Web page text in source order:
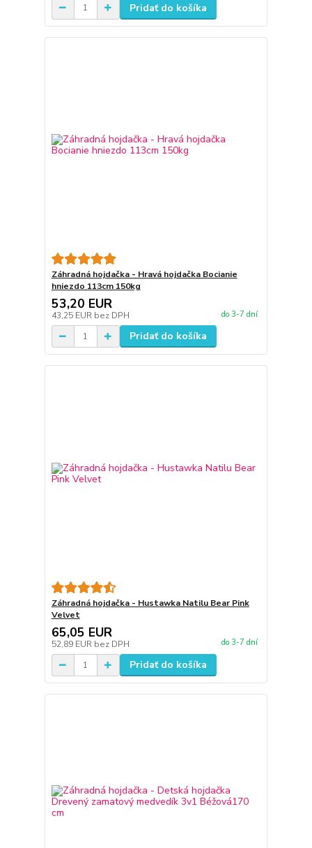
Pridať do košíka
Záhradná hojdačka - Hravá hojdačka Bocianie
hniezdo 113cm 150kg
53,20 EUR
43,25 EUR bez DPH do 3-7 dní
Pridať do košíka
Záhradná hojdačka - Hustawka Natilu Bear Pink
Velvet
65,05 EUR
52,89 EUR bez DPH do 3-7 dní
Pridať do košíka